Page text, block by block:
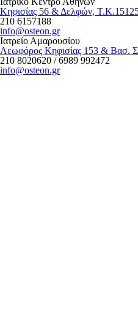
Κηφισίας 56 & Δελφών,
210 6157188
info@osteon.gr
Ιατρείο Αμαρουσίου
Λεωφόρος Κηφισίας 153 & Βασ.
210 8020620 /6989 992472
info@osteon.gr